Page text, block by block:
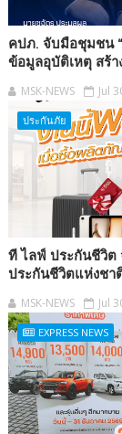
คปภ. จับมือชุมชน
ข้อมูลอุบัติเหตุ สร้
MSK-NEWS Jul
ประกันภัย
ที ไลฟ์ ประกันชีวิต
ประกันชีวิตแห่งชา
MSK-NEWS Jul
EXPRESS NEWS